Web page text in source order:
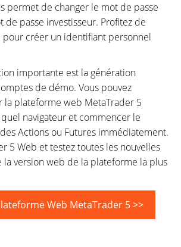
permet de changer le mot de passe
passe investisseur. Profitez de
créer un identifiant personnel
importante est la génération
de démo. Vous pouvez
la plateforme web MetaTrader 5
navigateur et commencer le
Actions ou Futures immédiatement.
5 Web et testez toutes les nouvelles
version web de la plateforme la plus
Web MetaTrader 5 >>